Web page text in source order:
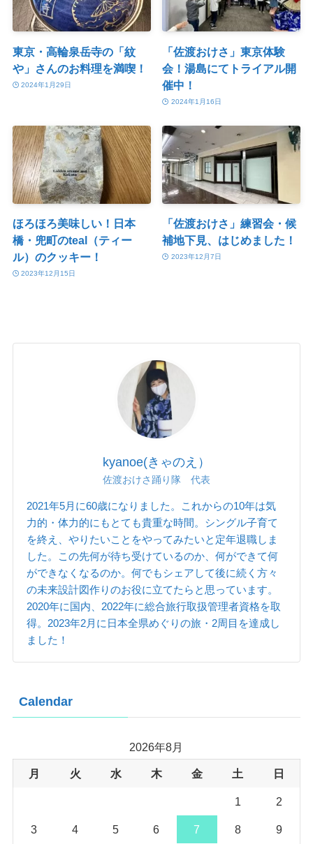
東京・高輪泉岳寺の「紋
や」さんのお料理を満喫！
2024年1月29日
「佐渡おけさ」東京体験
会！湯島にてトライアル開
催中！
2024年1月16日
ほろほろ美味しい！日本
橋・兜町のteal（ティー
ル）のクッキー！
2023年12月15日
「佐渡おけさ」練習会・候
補地下見、はじめました！
2023年12月7日
kyanoe(きゃのえ）
佐渡おけさ踊り隊 代表
2021年5月に60歳になりました。これからの10年は気
力的・体力的にもとても貴重な時間。シングル子育て
を終え、やりたいことをやってみたいと定年退職しま
した。この先何が待ち受けているのか、何ができて何
ができなくなるのか。何でもシェアして後に続く方々
の未来設計図作りのお役に立てたらと思っています。
2020年に国内、2022年に総合旅行取扱管理者資格を取
得。2023年2月に日本全県めぐりの旅・2周目を達成し
ました！
Calendar
2026年8月
月 火 水 木 金 土 日
1 2
3 4 5 6 7 8 9